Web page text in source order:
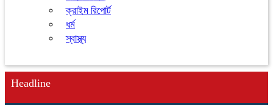
ক্রাইম রিপোর্ট
ধর্ম
স্বাস্থ্য
Headline